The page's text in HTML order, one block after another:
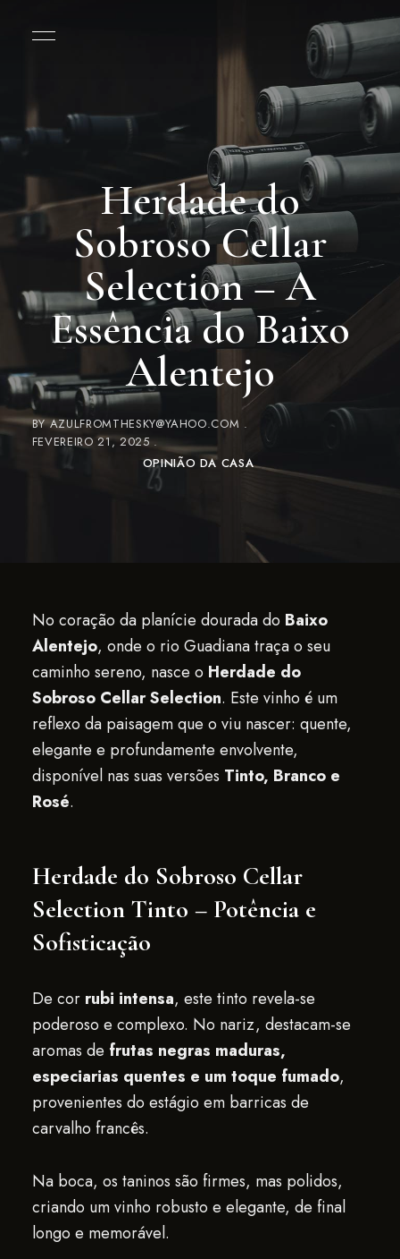
Herdade do
Sobroso Cellar
Selection – A
Essência do Baixo
Alentejo
BYAZULFROMTHESKY@YAHOO.COM
FEVEREIRO 21, 2025
OPINIÃO DA CASA
No coração da planície dourada do Baixo
Alentejo, onde o rio Guadiana traça o seu
caminho sereno, nasce o Herdade do
Sobroso Cellar Selection. Este vinho é um
reflexo da paisagem que o viu nascer: quente,
elegante e profundamente envolvente,
disponível nas suas versões Tinto, Branco e
Rosé.
Herdade do Sobroso Cellar
Selection Tinto – Potência e
Sofisticação
De cor rubi intensa, este tinto revela-se
poderoso e complexo. No nariz, destacam-se
aromas de frutas negras maduras,
especiarias quentes e um toque fumado,
provenientes do estágio em barricas de
carvalho francês.
Na boca, os taninos são firmes, mas polidos,
criando um vinho robusto e elegante, de final
longo e memorável.